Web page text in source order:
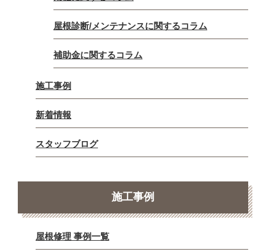
屋根診断/メンテナンスに関するコラム
補助金に関するコラム
施工事例
新着情報
スタッフブログ
施工事例
屋根修理 事例一覧